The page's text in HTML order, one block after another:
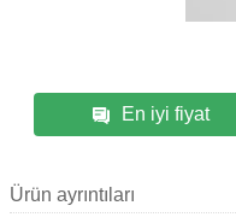
En iyi fiyat
Ürün ayrıntıları